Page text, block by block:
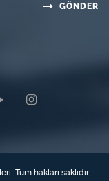
GÖNDER
Tüm hakları saklıdır.